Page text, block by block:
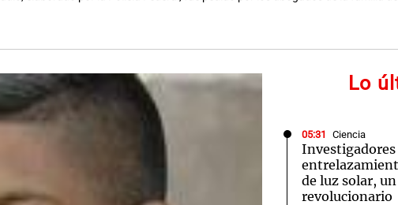
Lo
05:31 Ciencia
de luz solar,
revolucionario